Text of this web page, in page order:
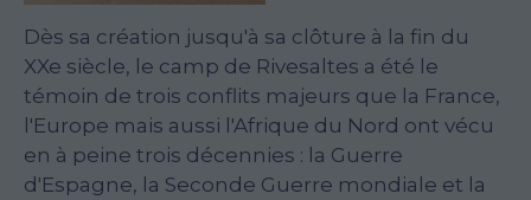
Dès sa création jusqu'à sa clôture à la fin du
XXe siècle, le camp de Rivesaltes a été le
témoin de trois conflits majeurs que la France,
l'Europe mais aussi l'Afrique du Nord ont vécu
en à peine trois décennies : la Guerre
d'Espagne, la Seconde Guerre mondiale et la